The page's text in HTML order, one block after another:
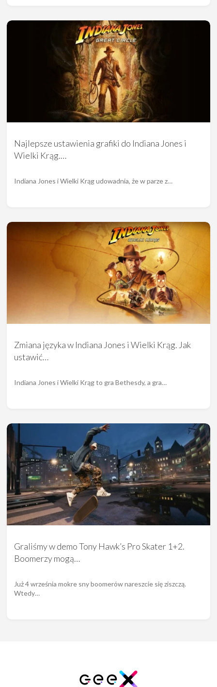
Najlepsze ustawienia grafiki do Indiana Jones i
Wielki Krąg.…
Indiana Jones i Wielki Krąg udowadnia, że w parze z…
Zmiana języka w Indiana Jones i Wielki Krąg. Jak
ustawić…
Indiana Jones i Wielki Krąg to gra Bethesdy, a gra…
Graliśmy w demo Tony Hawk’s Pro Skater 1+2.
Boomerzy mogą…
Już 4 września mokre sny boomerów nareszcie się ziszczą.
Wtedy…